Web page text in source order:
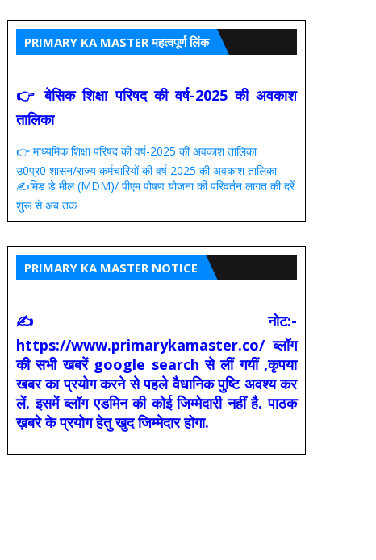
PRIMARY KA MASTER महत्वपूर्ण लिंक
👉 बेसिक शिक्षा परिषद की वर्ष-2025 की अवकाश
तालिका
👉 माध्यमिक शिक्षा परिषद की वर्ष-2025 की अवकाश तालिका
उ0प्र0 शासन/राज्य कर्मचारियों की वर्ष 2025 की अवकाश तालिका
✍️मिड डे मील (MDM)/ पीएम पोषण योजना की परिवर्तन लागत की दरें
शुरू से अब तक
PRIMARY KA MASTER NOTICE
✍ नोट:-
https://www.primarykamaster.co/ ब्लॉग
की सभी खबरें google search से लीं गयीं ,कृपया
खबर का प्रयोग करने से पहले वैधानिक पुष्टि अवश्य कर
लें. इसमें ब्लॉग एडमिन की कोई जिम्मेदारी नहीं है. पाठक
ख़बरे के प्रयोग हेतु खुद जिम्मेदार होगा.